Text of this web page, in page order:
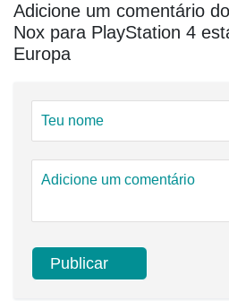
Adicione um comentário
Nox para PlayStation 4
Europa